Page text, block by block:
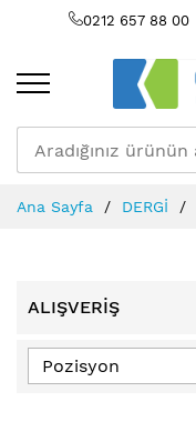
0212 657 88 00
to
Ana Sayfa DERGİ
ALIŞVERIŞ